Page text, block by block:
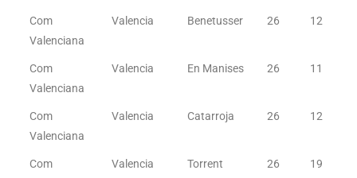
Com
Valenciana
Valencia Benetusser 26 12
Com
Valenciana
Valencia En Manises 26 11
Com
Valenciana
Valencia Catarroja 26 12
Com
Valencia Torrent 26 19